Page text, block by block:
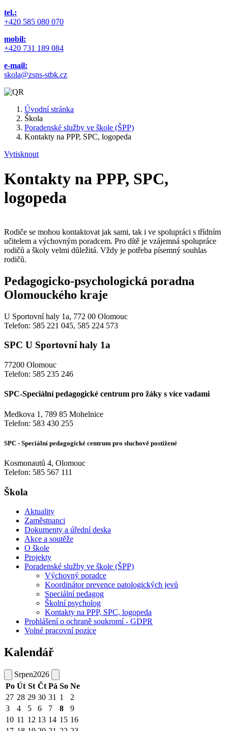
tel.:
+420 585 080 070
mobil:
+420 731 189 084
e-mail:
skola@zsns-stbk.cz
Úvodní stránka
Škola
Poradenské služby ve škole (ŠPP)
Kontakty na PPP, SPC, logopeda
Vytisknout
Kontakty na PPP, SPC,
logopeda
Rodiče se mohou kontaktovat jak sami, tak i ve spolupráci s třídním
učitelem a výchovným poradcem. Pro dítě je vzájemná spolupráce
rodičů a školy velmi důležitá. Vždy je potřeba písemný souhlas
rodičů.
Pedagogicko-psychologická poradna
Olomouckého kraje
U Sportovní haly 1a, 772 00 Olomouc
Telefon: 585 221 045, 585 224 573
SPC U Sportovní haly 1a
77200 Olomouc
Telefon: 585 235 246
SPC-Speciální pedagogické centrum pro žáky s více vadami
Medkova 1, 789 85 Mohelnice
Telefon: 583 430 255
SPC - Speciální pedagogické centrum pro sluchově postižené
Kosmonautů 4, Olomouc
Telefon: 585 567 111
Škola
Aktuality
Zaměstnanci
Dokumenty a úřední deska
Akce a soutěže
O škole
Projekty
Poradenské služby ve škole (ŠPP)
Výchovný poradce
Koordinátor prevence patologických jevů
Speciální pedagog
Školní psycholog
Kontakty na PPP, SPC, logopeda
Prohlášení o ochraně soukromí - GDPR
Volné pracovní pozice
Kalendář
Srpen2026
Po Út St Čt Pá So Ne
27 28 29 30 31 1
2
3
4 5 6 7 8
9
10 11 12 13 14 15 16